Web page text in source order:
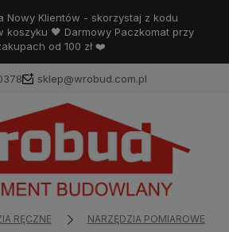
Nowy Klientów - skorzystaj z kodu
koszyku 🖤 Darmowy Paczkomat przy
od 100 zł ❤️
sklep@wrobud.com.pl
RĘCZNE NARZĘDZIA POMIAROWE